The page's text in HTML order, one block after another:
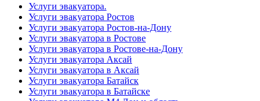
Услуги эвакуатора.
Услуги эвакуатора Ростов
Услуги эвакуатора Ростов-на-Дону
Услуги эвакуатора в Ростове
Услуги эвакуатора в Ростове-на-Дону
Услуги эвакуатора Аксай
Услуги эвакуатора в Аксай
Услуги эвакуатора Батайск
Услуги эвакуатора в Батайске